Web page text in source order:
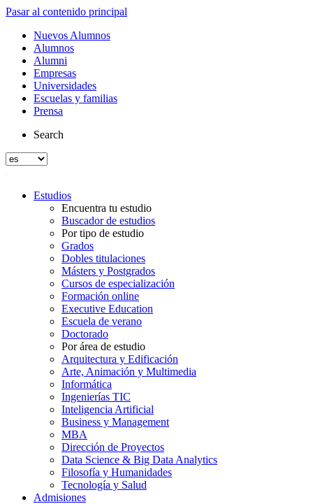
Pasar al contenido principal
Nuevos Alumnos
Alumnos
Alumni
Empresas
Universidades
Escuelas y familias
Prensa
Search
Estudios
Encuentra tu estudio
Buscador de estudios
Por tipo de estudio
Grados
Dobles titulaciones
Másters y Postgrados
Cursos de especialización
Formación online
Executive Education
Escuela de verano
Doctorado
Por área de estudio
Arquitectura y Edificación
Arte, Animación y Multimedia
Informática
Ingenierías TIC
Inteligencia Artificial
Business y Management
MBA
Dirección de Proyectos
Data Science & Big Data Analytics
Filosofía y Humanidades
Tecnología y Salud
Admisiones